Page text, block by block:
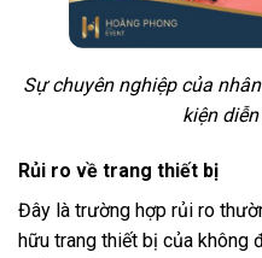
Sự chuyên nghiệp của
kiện
Rủi ro về trang thiết bị
Đây là trường hợp rủi ro
hữu trang thiết bị của không